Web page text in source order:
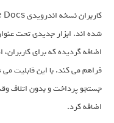
اضافه گردیده که برای
جستجو پرداخت و بدون اتلاف
اضافه کرد.